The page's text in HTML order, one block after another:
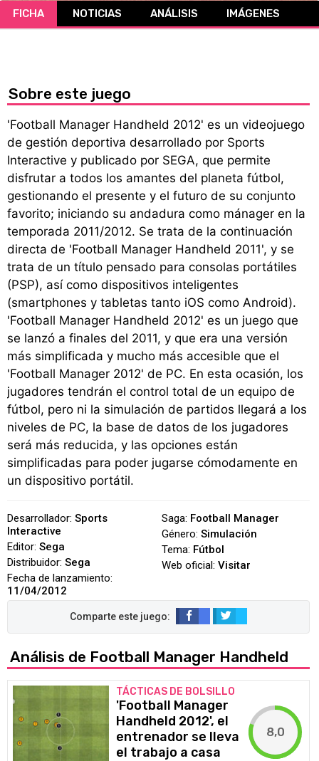
CÓMICS
FICHA NOTICIAS ANÁLISIS IMÁGENES
Sobre este juego
'Football Manager Handheld 2012' es un videojuego
de gestión deportiva desarrollado por Sports
Interactive y publicado por SEGA, que permite
disfrutar a todos los amantes del planeta fútbol,
gestionando el presente y el futuro de su conjunto
favorito; iniciando su andadura como mánager en la
temporada 2011/2012. Se trata de la continuación
directa de 'Football Manager Handheld 2011', y se
trata de un título pensado para consolas portátiles
(PSP), así como dispositivos inteligentes
(smartphones y tabletas tanto iOS como Android).
'Football Manager Handheld 2012' es un juego que
se lanzó a finales del 2011, y que era una versión
más simplificada y mucho más accesible que el
'Football Manager 2012' de PC. En esta ocasión, los
jugadores tendrán el control total de un equipo de
fútbol, pero ni la simulación de partidos llegará a los
niveles de PC, la base de datos de los jugadores
será más reducida, y las opciones están
simplificadas para poder jugarse cómodamente en
un dispositivo portátil.
Desarrollador: Sports
Interactive
Editor: Sega
Distribuidor: Sega
Fecha de lanzamiento:
11/04/2012
Saga: Football Manager
Género: Simulación
Tema: Fútbol
Web oficial: Visitar
Análisis de Football Manager Handheld
TÁCTICAS DE BOLSILLO
'Football Manager
Handheld 2012', el
entrenador se lleva
el trabajo a casa
8,0